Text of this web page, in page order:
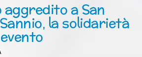
a San
la solidarietà